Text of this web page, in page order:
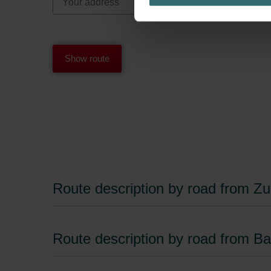
Datenschutzerklärung
Zehnder Group Schweiz AG:
Route description by road from
Route description by road from